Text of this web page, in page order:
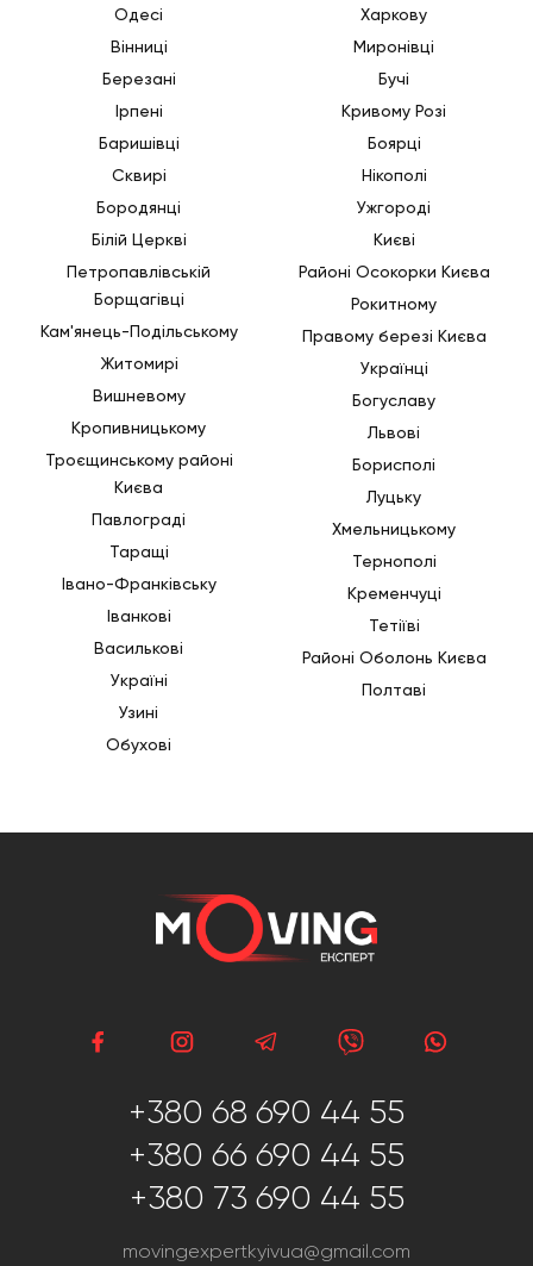
Одесі
Вінниці
Березані
Ірпені
Баришівці
Сквирі
Бородянці
Білій Церкві
Петропавлівській
Борщагівці
Кам'янець-Подільському
Житомирі
Вишневому
Кропивницькому
Троєщинському районі
Києва
Павлограді
Таращі
Івано-Франківську
Іванкові
Василькові
Україні
Узині
Обухові
Харкову
Миронівці
Бучі
Кривому Розі
Боярці
Нікополі
Ужгороді
Києві
Районі Осокорки Києва
Рокитному
Правому березі Києва
Українці
Богуславу
Львові
Борисполі
Луцьку
Хмельницькому
Тернополі
Кременчуці
Тетіїві
Районі Оболонь Києва
Полтаві
+380 68 690 44 55
+380 66 690 44 55
+380 73 690 44 55
movingexpertkyivua@gmail.com